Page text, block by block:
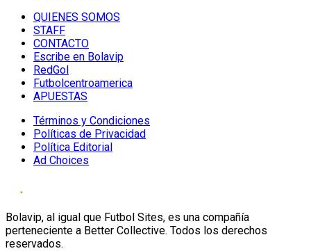
QUIENES SOMOS
STAFF
CONTACTO
Escribe en Bolavip
RedGol
Futbolcentroamerica
APUESTAS
Términos y Condiciones
Políticas de Privacidad
Política Editorial
Ad Choices
Bolavip, al igual que Futbol Sites, es una compañía
perteneciente a Better Collective. Todos los derechos
reservados.